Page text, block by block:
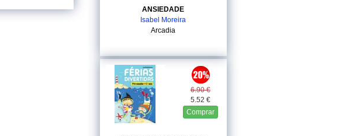
ANSIEDADE
Isabel Moreira
Arcadia
6.90 €
5.52 €
Comprar